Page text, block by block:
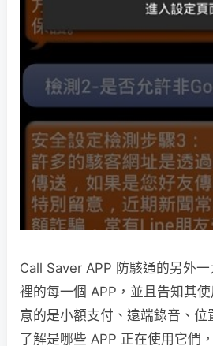
Call Saver APP 防駭通的另外
裡的每一個 APP，並且告知其
意的是小額支付、遠端錄音、位
了解是哪些 APP 正在使用它們